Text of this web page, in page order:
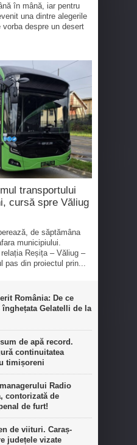
în mână, iar pentru
una dintre alegerile
despre un desert
transportului
cursă spre Văliug
de săptămâna
municipiului.
Reșița – Văliug –
din proiectul prin...
România: De ce
Gelatelli de la
de apă record.
continuitatea
timișoreni
Radio
contorizată de
de furt!
de viituri. Caraș-
județele vizate